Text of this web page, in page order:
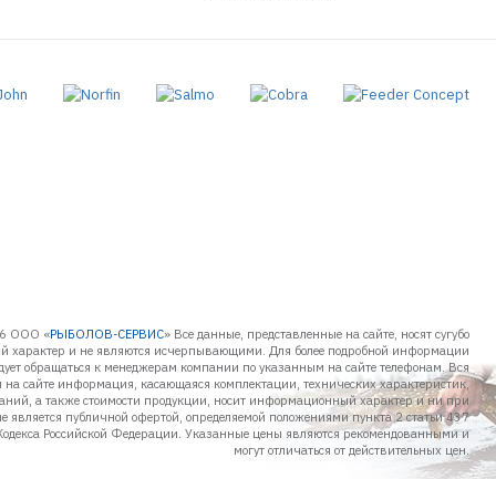
ООО «РЫБОЛОВ-СЕРВИС» Все данные, представленные на сайте, носят сугубо
характер и не являются исчерпывающими. Для более подробной информации
обращаться к менеджерам компании по указанным на сайте телефонам. Вся
на сайте информация, касающаяся комплектации, технических характеристик,
а также стоимости продукции, носит информационный характер и ни при
является публичной офертой, определяемой положениями пункта 2 статьи 437
Российской Федерации. Указанные цены являются рекомендованными и
могут отличаться от действительных цен.